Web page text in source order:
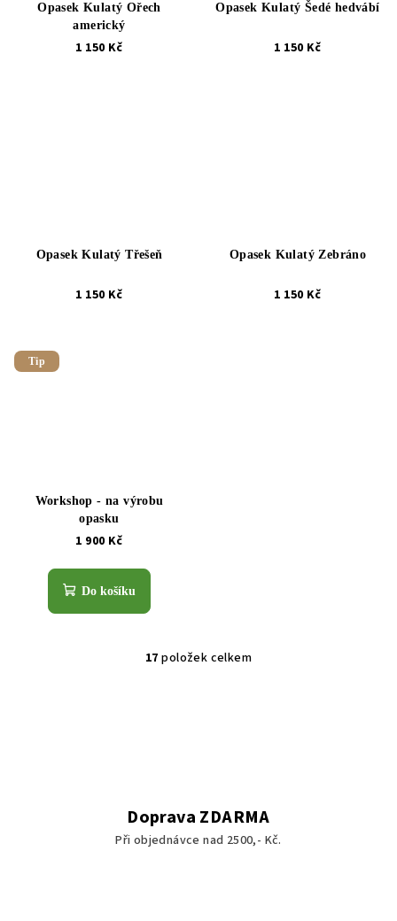
Opasek Kulatý Ořech
americký
1 150 Kč
Opasek Kulatý Šedé hedvábí
1 150 Kč
Opasek Kulatý Třešeň
1 150 Kč
Opasek Kulatý Zebráno
1 150 Kč
Tip
Workshop - na výrobu
opasku
1 900 Kč
Do košíku
O
í
p
r
17 položek celkem
Doprava ZDARMA
Při objednávce nad 2500,- Kč.